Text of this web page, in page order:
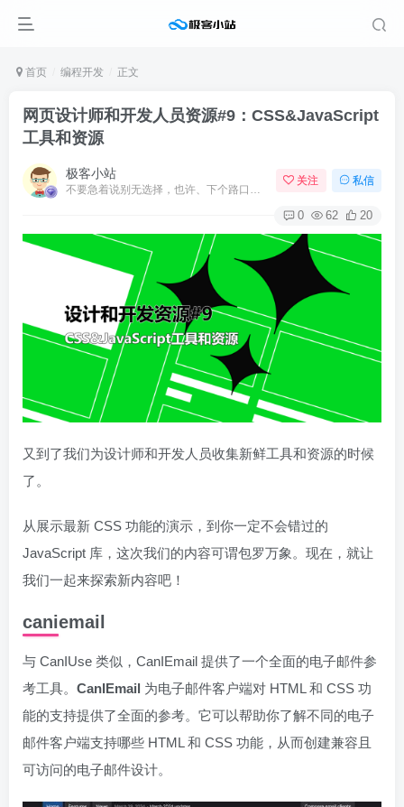
首页 编程开发 正文
网页设计师和开发人员资源#9：CSS&JavaScript
工具和资源
极客小站 关注 私信
0 62 20
又到了我们为设计师和开发人员收集新鲜工具和资源的时候
了。
从展示最新 CSS 功能的演示，到你一定不会错过的
JavaScript 库，这次我们的内容可谓包罗万象。现在，就让
我们一起来探索新内容吧！
caniemail
与 CanIUse 类似，CanIEmail 提供了一个全面的电子邮件参
考工具。 CanIEmail 为电子邮件客户端对 HTML 和 CSS 功
能的支持提供了全面的参考。它可以帮助你了解不同的电子
邮件客户端支持哪些 HTML 和 CSS 功能，从而创建兼容且
可访问的电子邮件设计。